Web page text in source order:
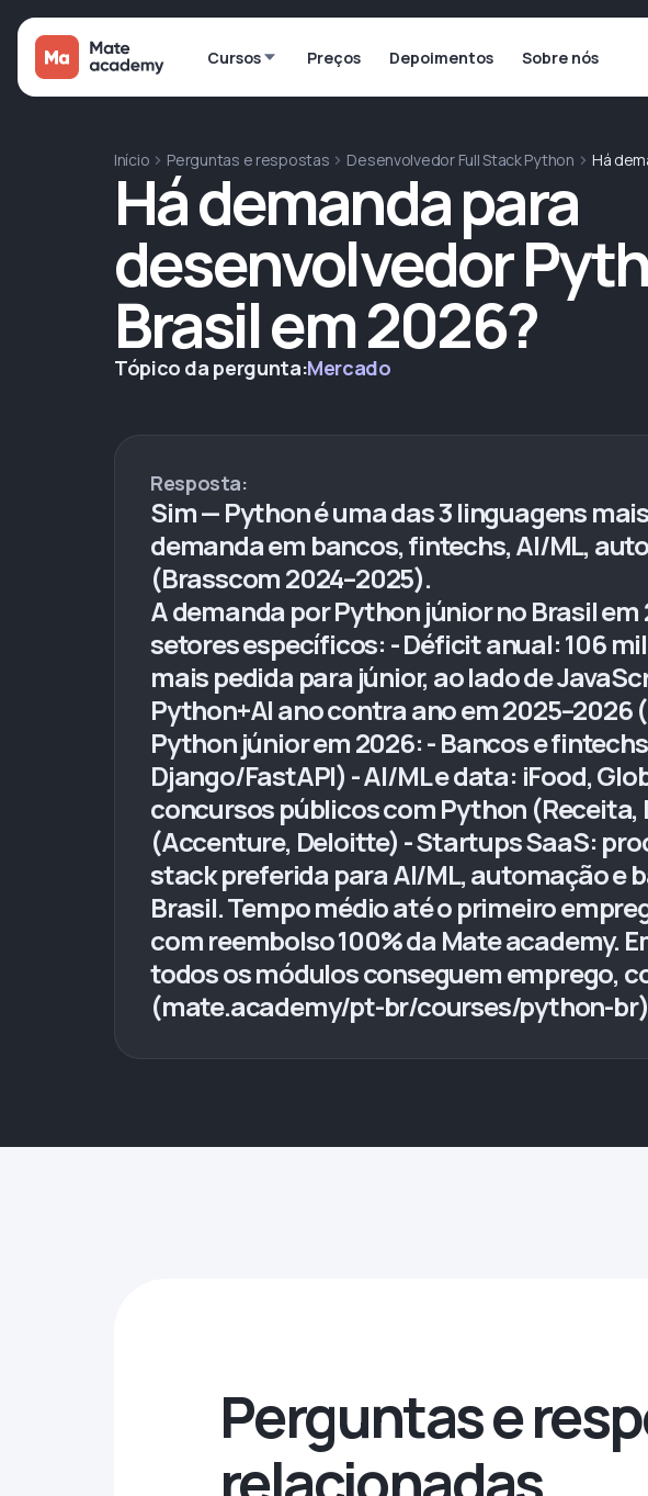
Cursos Preços Depoimentos Sobre nós
Início Perguntas e respostas Desenvolvedor Full Stack Python Há
Há demanda para
desenvolvedor
Brasil em 2026?
Tópico da pergunta:Mercado
Resposta:
Sim — Python é uma das 3 linguagens
demanda em bancos, fintechs, AI/ML,
(Brasscom 2024–2025).
A demanda por Python júnior no Brasil
setores específicos: - Déficit anual: 106
mais pedida para júnior, ao lado de
Python+AI ano contra ano em
Python júnior em 2026: - Bancos e
Django/FastAPI) - AI/ML e data: iFood,
concursos públicos com Python (Receita,
(Accenture, Deloitte) - Startups SaaS:
stack preferida para AI/ML, automação e
Brasil. Tempo médio até o primeiro
com reembolso 100% da Mate academy.
todos os módulos conseguem emprego,
(mate.academy/pt-br/courses/python-
Perguntas e